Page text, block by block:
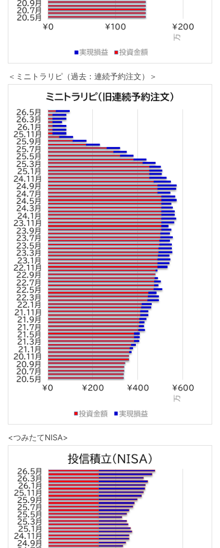
＜ミニトラリピ（過去：連続予約注文）＞
<つみたてNISA>